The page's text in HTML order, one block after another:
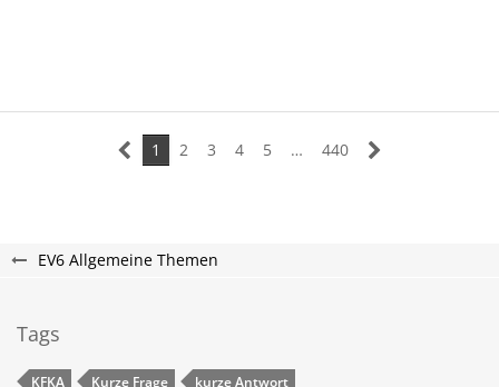
1 2 3 4 5 … 440
EV6 Allgemeine Themen
Tags
KFKA Kurze Frage kurze Antwort